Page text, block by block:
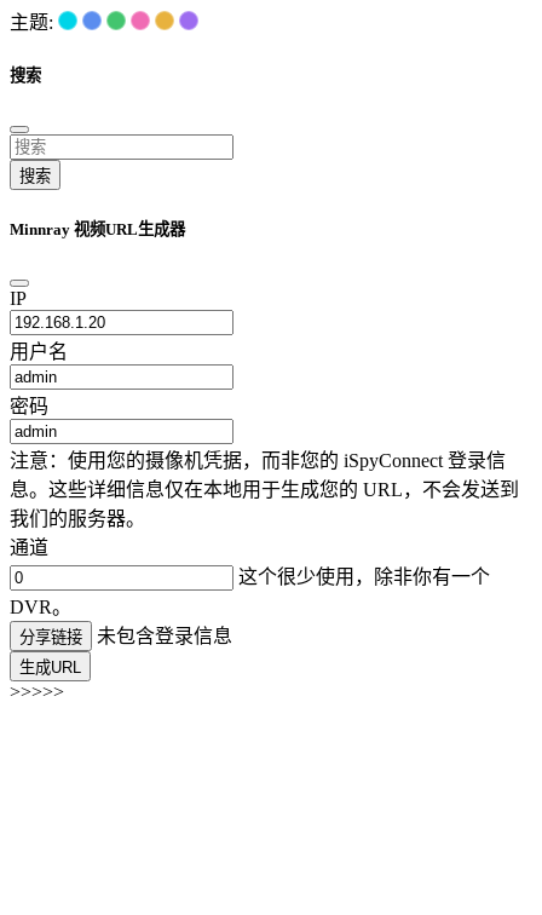
主题:
搜索
搜索
Minnray 视频URL生成器
IP
用户名
密码
注意：使用您的摄像机凭据，而非您的 iSpyConnect 登录信
息。这些详细信息仅在本地用于生成您的 URL，不会发送到
我们的服务器。
通道
这个很少使用，除非你有一个
DVR。
分享链接 未包含登录信息
生成URL
>>>>>